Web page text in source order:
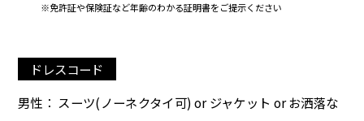
※免許証や保険証など年齢のわかる証明書をご提示ください
ドレスコード
男性： スーツ(ノーネクタイ可) or ジャケット or お洒落な